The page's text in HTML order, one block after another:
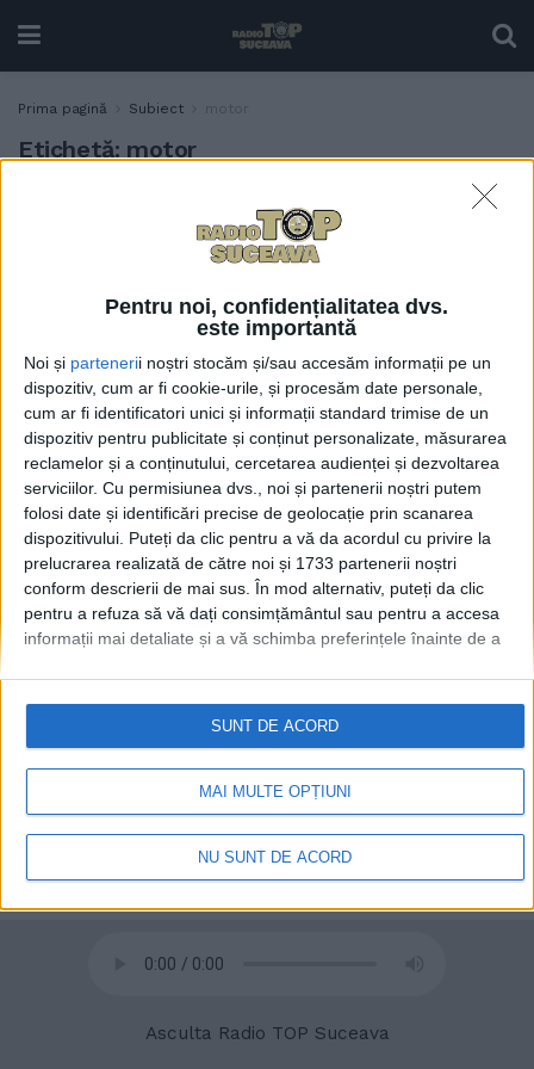
Pentru noi, confidențialitatea dvs.
este importantă
Noi și partenerii noștri stocăm și/sau accesăm informații pe un
dispozitiv, cum ar fi cookie-urile, și procesăm date personale,
cum ar fi identificatori unici și informații standard trimise de un
dispozitiv pentru publicitate și conținut personalizate, măsurarea
reclamelor și a conținutului, cercetarea audienței și dezvoltarea
serviciilor. Cu permisiunea dvs., noi și partenerii noștri putem
folosi date și identificări precise de geolocație prin scanarea
dispozitivului. Puteți da clic pentru a vă da acordul cu privire la
prelucrarea realizată de către noi și 1733 partenerii noștri
conform descrierii de mai sus. În mod alternativ, puteți da clic
pentru a refuza să vă dați consimțământul sau pentru a accesa
informații mai detaliate și a vă schimba preferințele înainte de a
retrageți consimțământul în orice moment, revenind la acest site
și făcând clic pe butonul "Confidențialitate" din partea de jos a
paginii web.
MAI MULTE OPȚIUNI
NU SUNT DE ACORD
SUNT DE ACORD
Prima pagină Subiect motor
Etichetă: motor
50 de polițiști sub acoperire,
la Bucovina Motorfest. 220
de lei biletul pentru cele
campare și containere cu
dușuri. Printre premiile
tombolei, o Honda Shadow
customizată și o chitară
semnată de artiștii care vor
concerta
Asculta Radio TOP Suceava